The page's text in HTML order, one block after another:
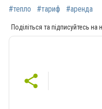
#тепло
#тариф #аренда
Поділіться та підписуйтесь на